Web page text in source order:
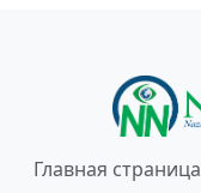
Главная страница